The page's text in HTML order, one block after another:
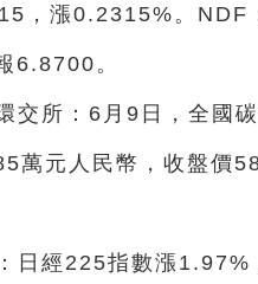
，漲0.2315%。
6.8700。
交所：6月9日，全國
萬元人民幣，收盤價
日經225指數漲